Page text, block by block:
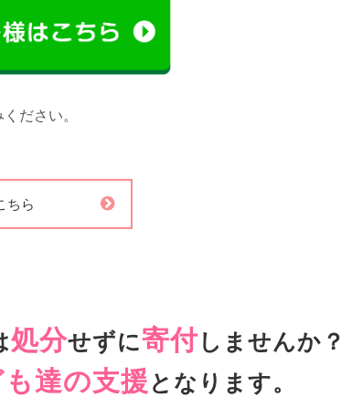
ださい。
ちら
処分せずに寄付しませんか？
達の支援 となります。